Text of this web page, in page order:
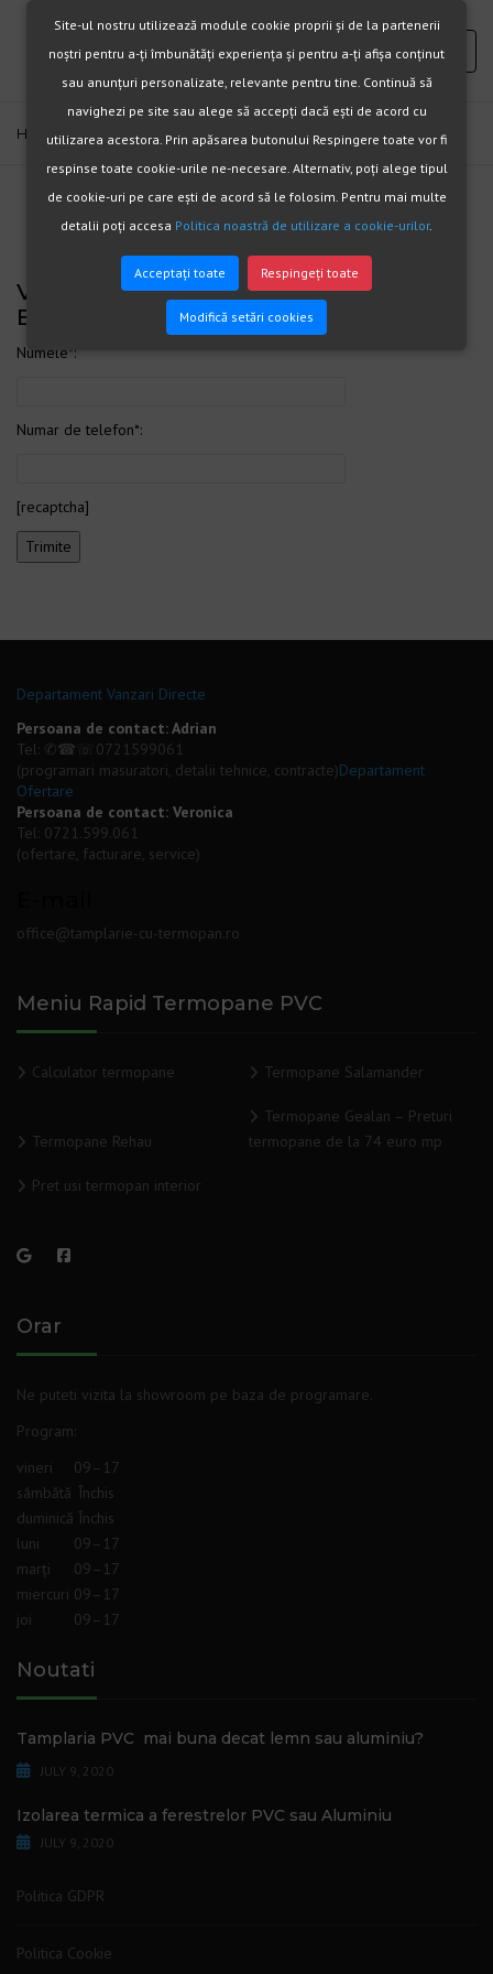
Site-ul nostru utilizează module cookie proprii și de la partenerii
noștri pentru a-ți îmbunătăți experiența și pentru a-ți afișa conținut
sau anunțuri personalizate, relevante pentru tine. Continuă să
navighezi pe site sau alege să accepți dacă ești de acord cu
utilizarea acestora. Prin apăsarea butonului Respingere toate vor fi
respinse toate cookie-urile ne-necesare. Alternativ, poți alege tipul
de cookie-uri pe care ești de acord să le folosim. Pentru mai multe
detalii poți accesa Politica noastră de utilizare a cookie-urilor.
Acceptați toate Respingeți toate
Modifică setări cookies
Home Vreau sa fiu sunat !
Vreau sa fiu sunat !Termopane
Bucuresti
Numele*:
Numar de telefon*:
[recaptcha]
Departament Vanzari Directe
Persoana de contact: Adrian
Tel: ✆☎☏ 0721599061
(programari masuratori, detalii tehnice, contracte)Departament
Ofertare
Persoana de contact: Veronica
Tel: 0721.599.061
(ofertare, facturare, service)
office@tamplarie-cu-termopan.ro
Meniu Rapid Termopane PVC
Calculator termopane Termopane Salamander
Termopane Rehau
Termopane Gealan – Preturi
termopane de la 74 euro mp
Pret usi termopan interior
Orar
Ne puteti vizita la showroom pe baza de programare.
Program:
vineri
09–17
sâmbătă Închis
duminică Închis
luni
09–17
marți
09–17
miercuri 09–17
joi
09–17
Noutati
Tamplaria PVC mai buna decat lemn sau aluminiu?
JULY 9, 2020
Izolarea termica a ferestrelor PVC sau Aluminiu
JULY 9, 2020
Politica GDPR
Politica Cookie